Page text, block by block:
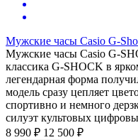
Мужские часы Casio G-
Мужские часы Casio G-
классика G-SHOCK в
легендарная форма
модель сразу цепляет
спортивно и немного
силуэт культовых
8 990 ₽ 12 500 ₽